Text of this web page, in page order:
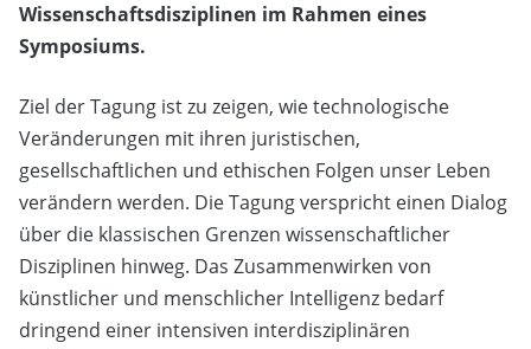
Wissenschaftsdisziplinen im Rahmen eines
Symposiums.
Ziel der Tagung ist zu zeigen, wie technologische
Veränderungen mit ihren juristischen,
gesellschaftlichen und ethischen Folgen unser Leben
verändern werden. Die Tagung verspricht einen Dialog
über die klassischen Grenzen wissenschaftlicher
Disziplinen hinweg. Das Zusammenwirken von
künstlicher und menschlicher Intelligenz bedarf
dringend einer intensiven interdisziplinären